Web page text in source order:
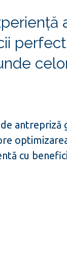
antrepriză
cu